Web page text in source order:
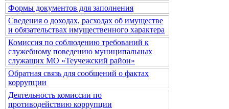
Формы документов для заполнения
Сведения о доходах, расходах об имуществе
и обязательствах имущественного характера
Комиссия по соблюдению требований к
служебному поведению муниципальных
служащих МО «Теучежский район»
Обратная связь для сообщений о фактах
коррупции
Деятельность комиссии по
противодействию коррупции